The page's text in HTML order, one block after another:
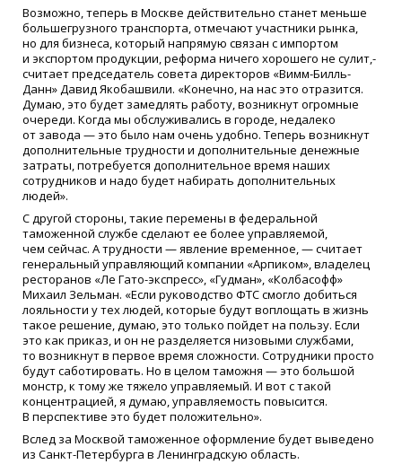
Возможно, теперь в Москве действительно станет меньше
большегрузного транспорта, отмечают участники рынка,
но для бизнеса, который напрямую связан с импортом
и экспортом продукции, реформа ничего хорошего не сулит,-
считает председатель совета директоров «Вимм-Билль-
Данн» Давид Якобашвили. «Конечно, на нас это отразится.
Думаю, это будет замедлять работу, возникнут огромные
очереди. Когда мы обслуживались в городе, недалеко
от завода — это было нам очень удобно. Теперь возникнут
дополнительные трудности и дополнительные денежные
затраты, потребуется дополнительное время наших
сотрудников и надо будет набирать дополнительных
людей».
С другой стороны, такие перемены в федеральной
таможенной службе сделают ее более управляемой,
чем сейчас. А трудности — явление временное, — считает
генеральный управляющий компании «Арпиком», владелец
ресторанов «Ле Гато-экспресс», «Гудман», «Колбасофф»
Михаил Зельман. «Если руководство ФТС смогло добиться
лояльности у тех людей, которые будут воплощать в жизнь
такое решение, думаю, это только пойдет на пользу. Если
это как приказ, и он не разделяется низовыми службами,
то возникнут в первое время сложности. Сотрудники просто
будут саботировать. Но в целом таможня — это большой
монстр, к тому же тяжело управляемый. И вот с такой
концентрацией, я думаю, управляемость повысится.
В перспективе это будет положительно».
Вслед за Москвой таможенное оформление будет выведено
из Санкт-Петербурга в Ленинградскую область.